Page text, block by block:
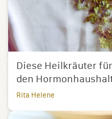
Diese Heilkräuter
den
Rita Helene